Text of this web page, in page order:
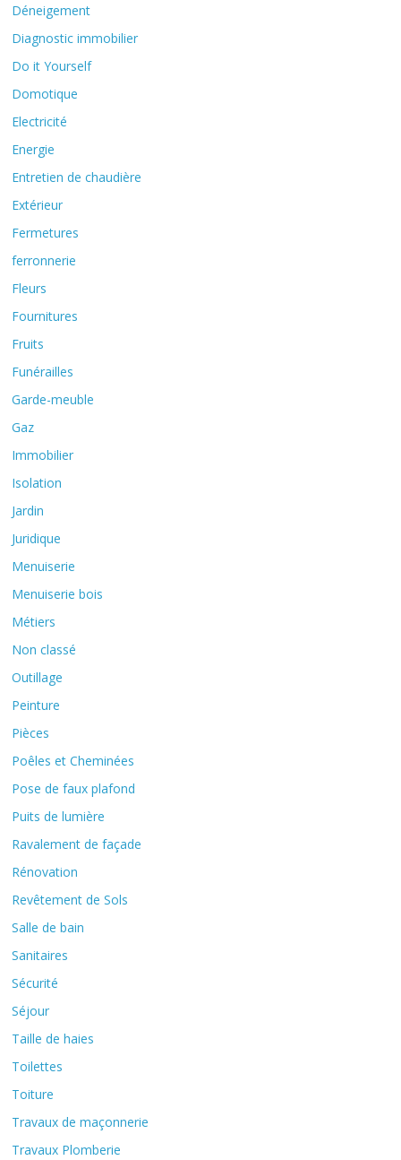
Déneigement
Diagnostic immobilier
Do it Yourself
Domotique
Electricité
Energie
Entretien de chaudière
Extérieur
Fermetures
ferronnerie
Fleurs
Fournitures
Fruits
Funérailles
Garde-meuble
Gaz
Immobilier
Isolation
Jardin
Juridique
Menuiserie
Menuiserie bois
Métiers
Non classé
Outillage
Peinture
Pièces
Poêles et Cheminées
Pose de faux plafond
Puits de lumière
Ravalement de façade
Rénovation
Revêtement de Sols
Salle de bain
Sanitaires
Sécurité
Séjour
Taille de haies
Toilettes
Toiture
Travaux de maçonnerie
Travaux Plomberie